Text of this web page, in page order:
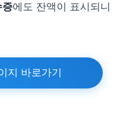
증에도 잔액이 표시되니
지 바로가기